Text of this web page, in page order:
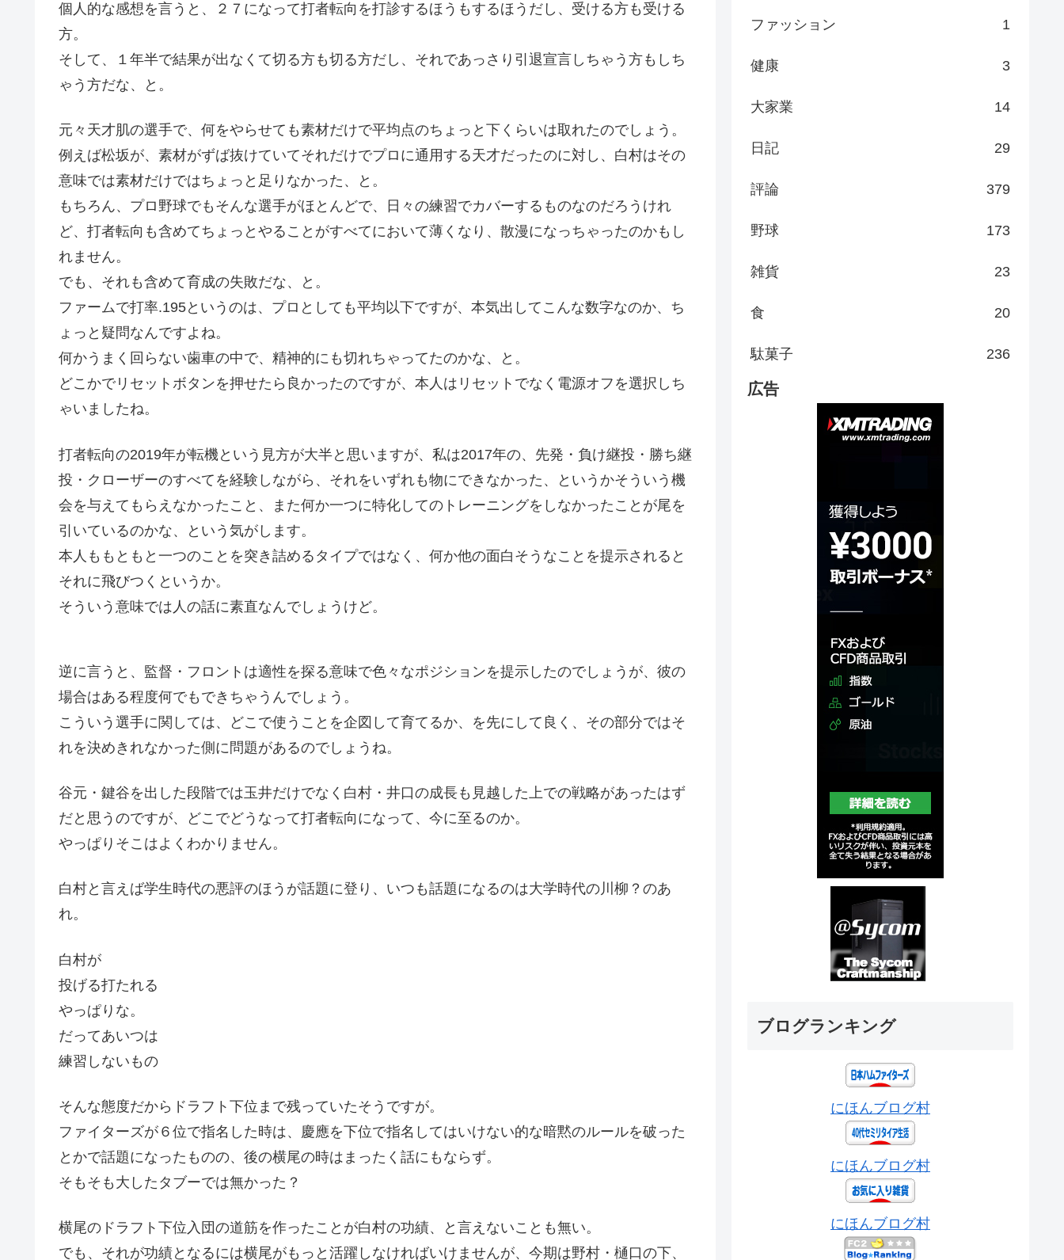
個人的な感想を言うと、２７になって打者転向を打診するほうもするほうだし、受ける方も受ける
方。
そして、１年半で結果が出なくて切る方も切る方だし、それであっさり引退宣言しちゃう方もしち
ゃう方だな、と。
元々天才肌の選手で、何をやらせても素材だけで平均点のちょっと下くらいは取れたのでしょう。
例えば松坂が、素材がずば抜けていてそれだけでプロに通用する天才だったのに対し、白村はその
意味では素材だけではちょっと足りなかった、と。
もちろん、プロ野球でもそんな選手がほとんどで、日々の練習でカバーするものなのだろうけれ
ど、打者転向も含めてちょっとやることがすべてにおいて薄くなり、散漫になっちゃったのかもし
れません。
でも、それも含めて育成の失敗だな、と。
ファームで打率.195というのは、プロとしても平均以下ですが、本気出してこんな数字なのか、ち
ょっと疑問なんですよね。
何かうまく回らない歯車の中で、精神的にも切れちゃってたのかな、と。
どこかでリセットボタンを押せたら良かったのですが、本人はリセットでなく電源オフを選択しち
ゃいましたね。
打者転向の2019年が転機という見方が大半と思いますが、私は2017年の、先発・負け継投・勝ち継
投・クローザーのすべてを経験しながら、それをいずれも物にできなかった、というかそういう機
会を与えてもらえなかったこと、また何か一つに特化してのトレーニングをしなかったことが尾を
引いているのかな、という気がします。
本人ももともと一つのことを突き詰めるタイプではなく、何か他の面白そうなことを提示されると
それに飛びつくというか。
そういう意味では人の話に素直なんでしょうけど。
逆に言うと、監督・フロントは適性を探る意味で色々なポジションを提示したのでしょうが、彼の
場合はある程度何でもできちゃうんでしょう。
こういう選手に関しては、どこで使うことを企図して育てるか、を先にして良く、その部分ではそ
れを決めきれなかった側に問題があるのでしょうね。
谷元・鍵谷を出した段階では玉井だけでなく白村・井口の成長も見越した上での戦略があったはず
だと思うのですが、どこでどうなって打者転向になって、今に至るのか。
やっぱりそこはよくわかりません。
白村と言えば学生時代の悪評のほうが話題に登り、いつも話題になるのは大学時代の川柳？のあ
れ。
白村が
投げる打たれる
やっぱりな。
だってあいつは
練習しないもの
そんな態度だからドラフト下位まで残っていたそうですが。
ファイターズが６位で指名した時は、慶應を下位で指名してはいけない的な暗黙のルールを破った
とかで話題になったものの、後の横尾の時はまったく話にもならず。
そもそも大したタブーでは無かった？
横尾のドラフト下位入団の道筋を作ったことが白村の功績、と言えないことも無い。
でも、それが功績となるには横尾がもっと活躍しなければいけませんが、今期は野村・樋口の下、
ファッション 1
健康 3
大家業 14
日記 29
評論 379
野球 173
雑貨 23
食 20
駄菓子 236
広告
ブログランキング
にほんブログ村
にほんブログ村
にほんブログ村